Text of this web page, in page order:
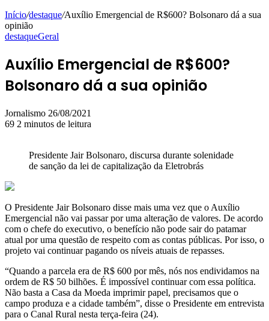
Início/destaque/Auxílio Emergencial de R$600? Bolsonaro dá a sua
opinião
destaqueGeral
Auxílio Emergencial de R$600?
Bolsonaro dá a sua opinião
Jornalismo Mande
um
26/08/2021
69 2 minutos de leitura
Presidente Jair Bolsonaro, discursa durante solenidade
de sanção da lei de capitalização da Eletrobrás
O Presidente Jair Bolsonaro disse mais uma vez que o Auxílio
Emergencial não vai passar por uma alteração de valores. De acordo
com o chefe do executivo, o benefício não pode sair do patamar
atual por uma questão de respeito com as contas públicas. Por isso, o
projeto vai continuar pagando os níveis atuais de repasses.
“Quando a parcela era de R$ 600 por mês, nós nos endividamos na
ordem de R$ 50 bilhões. É impossível continuar com essa política.
Não basta a Casa da Moeda imprimir papel, precisamos que o
campo produza e a cidade também”, disse o Presidente em entrevista
para o Canal Rural nesta terça-feira (24).